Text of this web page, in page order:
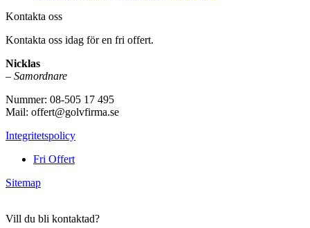
Kontakta oss
Kontakta oss idag för en fri offert.
Nicklas
– Samordnare
Nummer: 08-505 17 495
Mail: offert@golvfirma.se
Integritetspolicy
Fri Offert
Sitemap
Vill du bli kontaktad?